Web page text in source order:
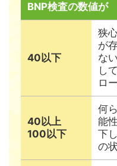
BNP検査の数値が
40以下
狭
が
な
し
ロ
40以上
100以下
何
能
下
の